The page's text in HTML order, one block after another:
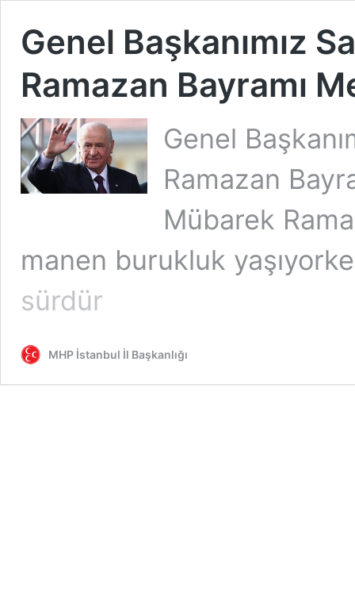
Genel Başkanımız
Ramazan Bayramı
Genel
Ramazan
Mübarek
manen burukluk
sürdür
MHP İstanbul İl Başkanlığı